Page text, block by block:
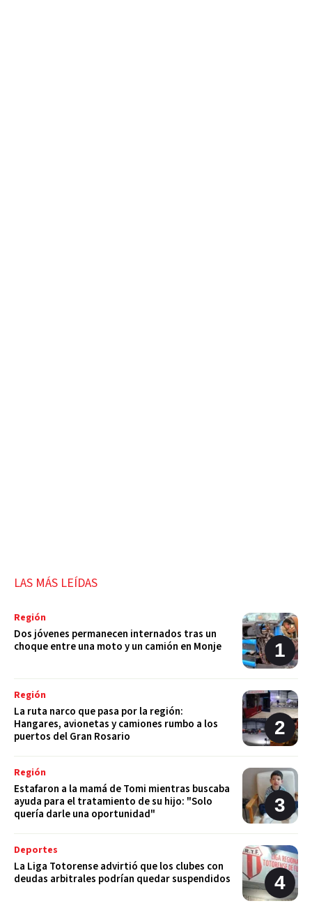
LAS MÁS LEÍDAS
Región
Dos jóvenes permanecen internados tras un
choque entre una moto y un camión en Monje
Región
La ruta narco que pasa por la región:
Hangares, avionetas y camiones rumbo a los
puertos del Gran Rosario
Región
Estafaron a la mamá de Tomi mientras buscaba
ayuda para el tratamiento de su hijo: "Solo
quería darle una oportunidad"
Deportes
La Liga Totorense advirtió que los clubes con
deudas arbitrales podrían quedar suspendidos